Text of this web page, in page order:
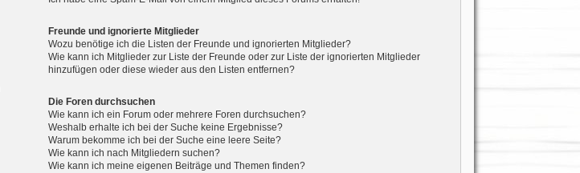
Freunde und ignorierte Mitglieder
Wozu benötige ich die Listen der Freunde und ignorierten Mitglieder?
Wie kann ich Mitglieder zur Liste der Freunde oder zur Liste der ignorierten Mitglieder
hinzufügen oder diese wieder aus den Listen entfernen?
Die Foren durchsuchen
Wie kann ich ein Forum oder mehrere Foren durchsuchen?
Weshalb erhalte ich bei der Suche keine Ergebnisse?
Warum bekomme ich bei der Suche eine leere Seite?
Wie kann ich nach Mitgliedern suchen?
Wie kann ich meine eigenen Beiträge und Themen finden?